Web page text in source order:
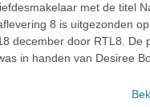
liefdesmakelaar met de titel
8 is uitgezonden
december door RTL8. De
in handen van Desiree